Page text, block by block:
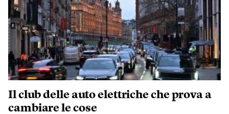
Il club delle auto elettriche che prova a
cambiare le cose